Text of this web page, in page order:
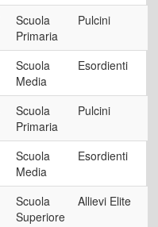
Scuola
Primaria
Pulcini
Scuola
Media
Esordienti
Scuola
Primaria
Pulcini
Scuola
Media
Esordienti
Scuola
Superiore
Allievi Elite